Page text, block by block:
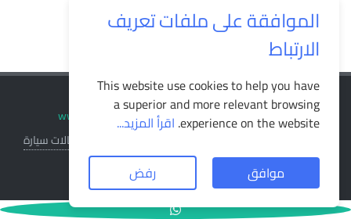
© جميع الحقوق محفوظة لـ www.motoor.com2026
وكالات سيارة
طريقة الشراء
الموافقة على ملفات تعريف
الارتباط
This website use cookies to help you have
a superior and more relevant browsing
experience on the website. اقرأ المزيد...
موافق رفض